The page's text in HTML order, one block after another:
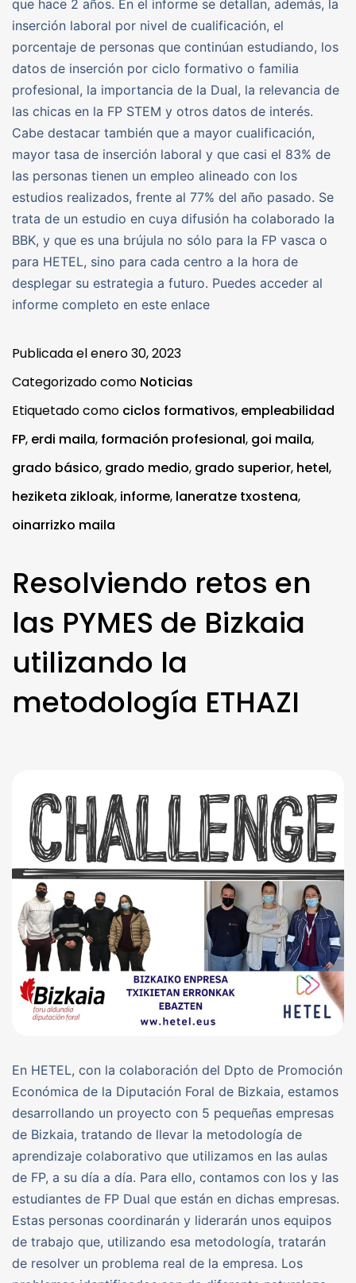
que hace 2 años. En el informe se detallan, además, la
inserción laboral por nivel de cualificación, el
porcentaje de personas que continúan estudiando, los
datos de inserción por ciclo formativo o familia
profesional, la importancia de la Dual, la relevancia de
las chicas en la FP STEM y otros datos de interés.
Cabe destacar también que a mayor cualificación,
mayor tasa de inserción laboral y que casi el 83% de
las personas tienen un empleo alineado con los
estudios realizados, frente al 77% del año pasado. Se
trata de un estudio en cuya difusión ha colaborado la
BBK, y que es una brújula no sólo para la FP vasca o
para HETEL, sino para cada centro a la hora de
desplegar su estrategia a futuro. Puedes acceder al
informe completo en este enlace
Publicada elenero 30, 2023
Categorizado como Noticias
Etiquetado como ciclos formativos, empleabilidad
FP, erdi maila, formación profesional, goi maila,
grado básico, grado medio, grado superior, hetel,
heziketa zikloak, informe, laneratze txostena,
oinarrizko maila
Resolviendo retos en
las PYMES de Bizkaia
utilizando la
metodología ETHAZI
En HETEL, con la colaboración del Dpto de Promoción
Económica de la Diputación Foral de Bizkaia, estamos
desarrollando un proyecto con 5 pequeñas empresas
de Bizkaia, tratando de llevar la metodología de
aprendizaje colaborativo que utilizamos en las aulas
de FP, a su día a día. Para ello, contamos con los y las
estudiantes de FP Dual que están en dichas empresas.
Estas personas coordinarán y liderarán unos equipos
de trabajo que, utilizando esa metodología, tratarán
de resolver un problema real de la empresa. Los